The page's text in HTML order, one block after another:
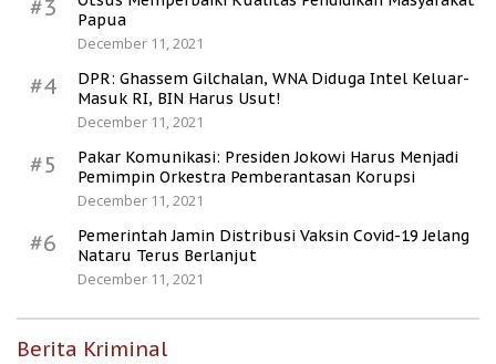
#3
Papua
December 11, 2021
#4
DPR: Ghassem Gilchalan, WNA Diduga Intel Keluar-
Masuk RI, BIN Harus Usut!
December 11, 2021
#5
Pakar Komunikasi: Presiden Jokowi Harus Menjadi
Pemimpin Orkestra Pemberantasan Korupsi
December 11, 2021
#6
Pemerintah Jamin Distribusi Vaksin Covid-19 Jelang
Nataru Terus Berlanjut
December 11, 2021
Berita Kriminal